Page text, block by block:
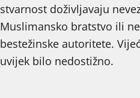
stvarnost doživljavaju
Muslimansko bratstvo ili
bestežinske autoritete.
uvijek bilo nedostižno.